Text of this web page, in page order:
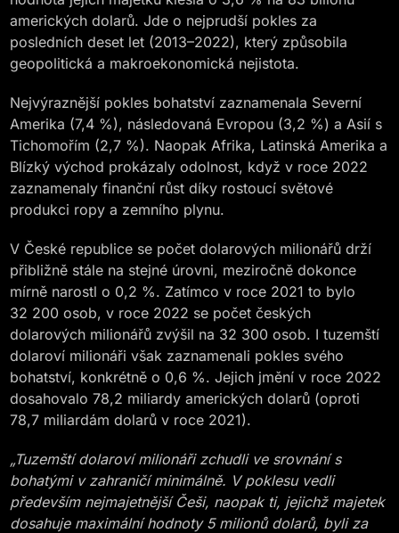
amerických dolarů. Jde o nejprudší pokles za
posledních deset let (2013–2022), který způsobila
geopolitická a makroekonomická nejistota.
Nejvýraznější pokles bohatství zaznamenala Severní
Amerika (7,4 %), následovaná Evropou (3,2 %) a Asií s
Tichomořím (2,7 %). Naopak Afrika, Latinská Amerika a
Blízký východ prokázaly odolnost, když v roce 2022
zaznamenaly finanční růst díky rostoucí světové
produkci ropy a zemního plynu.
V České republice se počet dolarových milionářů drží
přibližně stále na stejné úrovni, meziročně dokonce
mírně narostl o 0,2 %. Zatímco v roce 2021 to bylo
32 200 osob, v roce 2022 se počet českých
dolarových milionářů zvýšil na 32 300 osob. I tuzemští
dolaroví milionáři však zaznamenali pokles svého
bohatství, konkrétně o 0,6 %. Jejich jmění v roce 2022
dosahovalo 78,2 miliardy amerických dolarů (oproti
78,7 miliardám dolarů v roce 2021).
„Tuzemští dolaroví milionáři zchudli ve srovnání s
bohatými v zahraničí minimálně. V poklesu vedli
především nejmajetnější Češi, naopak ti, jejichž majetek
dosahuje maximální hodnoty 5 milionů dolarů, byli za